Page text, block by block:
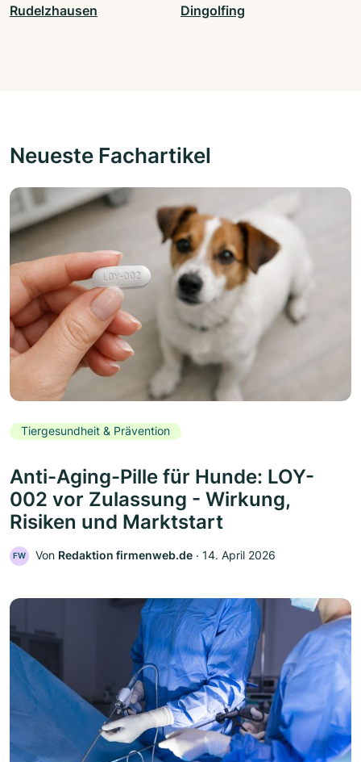
Rudelzhausen Dingolfing
Neueste Fachartikel
Tiergesundheit & Prävention
Anti-Aging-Pille für Hunde: LOY-
002 vor Zulassung - Wirkung,
Risiken und Marktstart
FW Von Redaktion firmenweb.de ‧ 14. April 2026